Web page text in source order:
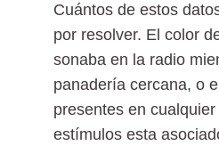
Cuántos de estos
por resolver. El color
sonaba en la radio
panadería cercana, o
presentes en
estímulos esta